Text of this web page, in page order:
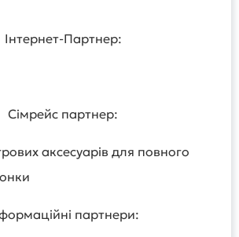
Інтернет-Партнер:
Сімрейс партнер:
аксесуарів для повного
партнери: